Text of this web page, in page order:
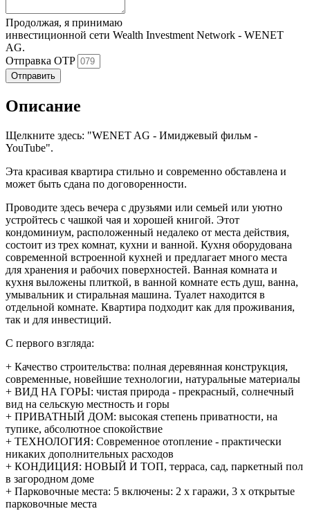
Продолжая, я принимаю
инвестиционной сети Wealth Investment Network - WENET
AG.
Отправка OTP
Отправить
Описание
Щелкните здесь: "WENET AG - Имиджевый фильм -
YouTube".
Эта красивая квартира стильно и современно обставлена и
может быть сдана по договоренности.
Проводите здесь вечера с друзьями или семьей или уютно
устройтесь с чашкой чая и хорошей книгой. Этот
кондоминиум, расположенный недалеко от места действия,
состоит из трех комнат, кухни и ванной. Кухня оборудована
современной встроенной кухней и предлагает много места
для хранения и рабочих поверхностей. Ванная комната и
кухня выложены плиткой, в ванной комнате есть душ, ванна,
умывальник и стиральная машина. Туалет находится в
отдельной комнате. Квартира подходит как для проживания,
так и для инвестиций.
С первого взгляда:
+ Качество строительства: полная деревянная конструкция,
современные, новейшие технологии, натуральные материалы
+ ВИД НА ГОРЫ: чистая природа - прекрасный, солнечный
вид на сельскую местность и горы
+ ПРИВАТНЫЙ ДОМ: высокая степень приватности, на
тупике, абсолютное спокойствие
+ ТЕХНОЛОГИЯ: Современное отопление - практически
никаких дополнительных расходов
+ КОНДИЦИЯ: НОВЫЙ И ТОП, терраса, сад, паркетный пол
в загородном доме
+ Парковочные места: 5 включены: 2 x гаражи, 3 x открытые
парковочные места